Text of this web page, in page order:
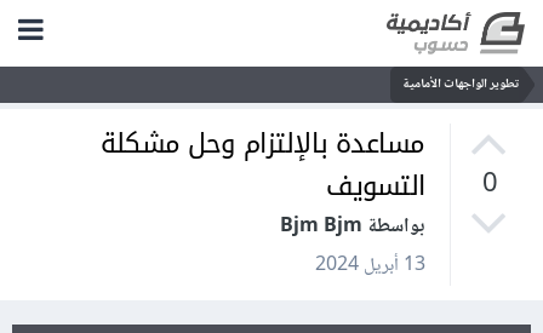
تطوير الواجهات الأمامية
0
مساعدة بالإلتزام وحل مشكلة
التسويف
بواسطة Bjm Bjm
13 أبريل 2024